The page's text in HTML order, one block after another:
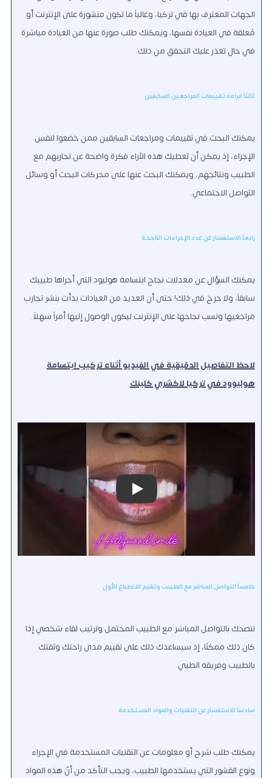
الجهات المعترف بها في تركيا، وغالباً ما تكون منشورة على الإنترنت أو
مُعلقة في العيادة نفسها، ويمكنك طلب صورة عنها من العيادة مباشرة
في حال تعذر عليك التحقق من ذلك.
ثالثاً قراءة تقييمات المراجعين السابقين
يمكنك البحث في تقييمات ومراجعات السابقين ممن خضعوا لنفس
الإجراء، إذ يمكن أن تعطيك هذه الآراء فكرة واضحة عن تجاربهم مع
الطبيب ونتائجهم، ويمكنك البحث عنها على محركات البحث أو وسائل
التواصل الاجتماعي.
رابعاً الاستفسار عن عدد الإجراءات الناجحة
يمكنك السؤال عن معدلات نجاح ابتسامة هوليود التي أجراها طبيبك
سابقاً، ولا حرجَ في ذلك! حتى أن العديد من العيادات بدأت بنشر تجارب
مراجعيها ونسب نجاحها على الإنترنت ليكون الوصول إليها أمراً سهلاً.
لاحظ التفاصيل الدقيقية في الفيديو أثناء تركيب ابتسامة
هوليوود في تركيا لاكشري كلينك
Play
خامساً التواصل المباشر مع الطبيب وتقيم الانطباع الأول
ننصحك بالتواصل المباشر مع الطبيب المحتمل وترتيب لقاء شخصي إذا
كان ذلك ممكنًا، إذ سيساعدك ذلك على تقييم مدى راحتك وثقتك
بالطبيب وفريقه الطبي.
سادساً الاستفسار عن التقنيات والمواد المستخدمة
يمكنك طلب شرح أو معلومات عن التقنيات المستخدمة في الإجراء
ونوع القشور التي يستخدمها الطبيب، ويجب التأكد من أنّ هذه المواد